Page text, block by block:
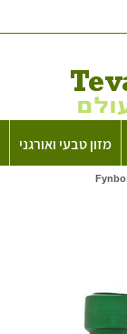
מזון טבעי ואורגני